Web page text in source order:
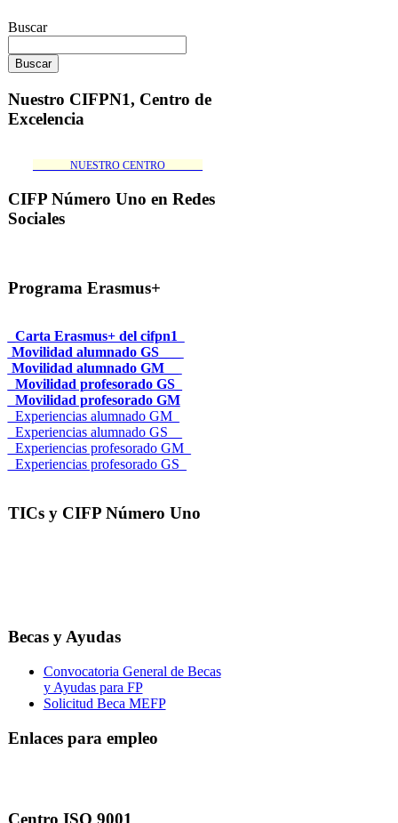
Buscar
Nuestro CIFPN1, Centro de
Excelencia
_______NUESTRO CENTRO_______
CIFP Número Uno en Redes
Sociales
Programa Erasmus+
_Carta Erasmus+ del cifpn1
Movilidad alumnado GS___
Movilidad alumnado GM__
_Movilidad profesorado GS_
_Movilidad profesorado GM
_Experiencias alumnado GM_
_Experiencias alumnado GS__
_Experiencias profesorado GM_
_Experiencias profesorado GS_
TICs y CIFP Número Uno
Becas y Ayudas
Convocatoria General de Becas
y Ayudas para FP
Solicitud Beca MEFP
Enlaces para empleo
Centro ISO 9001